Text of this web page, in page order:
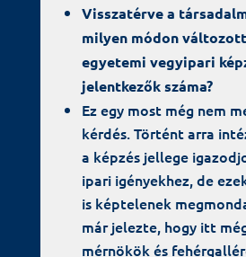
Visszatérve a
milyen módon
egyetemi vegyipari
jelentkezők száma?
Ez egy most még nem
kérdés. Történt arra
a képzés jellege
ipari igényekhez, de
is képtelenek
már jelezte, hogy itt
mérnökök és